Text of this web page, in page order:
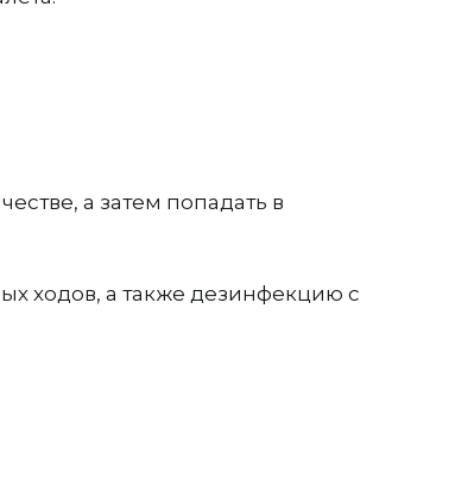
а затем попадать в
ходов, а также дезинфекцию с